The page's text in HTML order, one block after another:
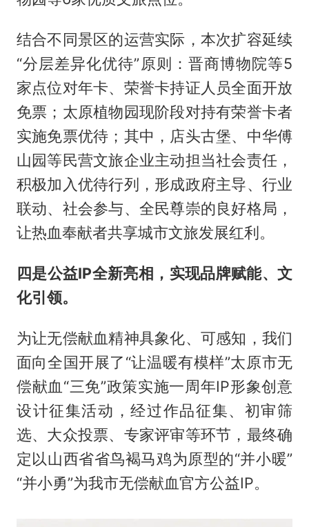
结合不同景区的运营实际，本次扩容延续
“分层差异化优待”原则：晋商博物院等5
家点位对年卡、荣誉卡持证人员全面开放
免票；太原植物园现阶段对持有荣誉卡者
实施免票优待；其中，店头古堡、中华傅
山园等民营文旅企业主动担当社会责任，
积极加入优待行列，形成政府主导、行业
联动、社会参与、全民尊崇的良好格局，
让热血奉献者共享城市文旅发展红利。
四是公益IP全新亮相，实现品牌赋能、文
化引领。
为让无偿献血精神具象化、可感知，我们
面向全国开展了“让温暖有模样”太原市无
偿献血“三免”政策实施一周年IP形象创意
设计征集活动，经过作品征集、初审筛
选、大众投票、专家评审等环节，最终确
定以山西省省鸟褐马鸡为原型的“并小暖”
“并小勇”为我市无偿献血官方公益IP。